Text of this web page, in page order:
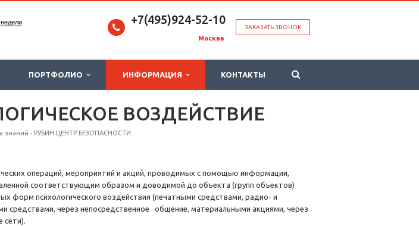
ЗАКАЗАТЬ ЗВОНОК
+7(495)924-52-10
Москва
ПОРТФОЛИО ИНФОРМАЦИЯ КОНТАКТЫ
ВОЗДЕЙСТВИЕ
знаний - РУБИН ЦЕНТР БЕЗОПАСНОСТИ
операций, мероприятий и акций, проводимых с помощью информации,
соответствующим образом и доводимой до объекта (групп объектов)
форм психологического воздействия (печатными средствами, радио- и
средствами, через непосредственное общение, материальными акциями, через